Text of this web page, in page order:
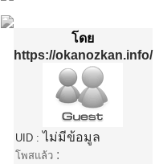
โดย
https://okanozkan.info/
UID : ไม่มีข้อมูล
โพสแล้ว: